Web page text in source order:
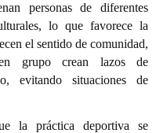
personas de diferentes
lo que favorece la
el sentido de comunidad,
grupo crean lazos de
evitando situaciones de
la práctica deportiva se